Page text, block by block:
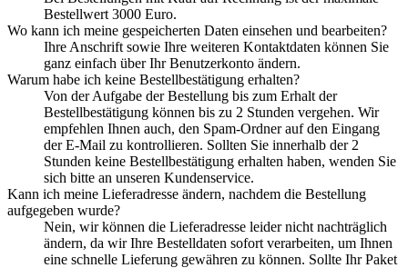
Bestellwert 3000 Euro.
Wo kann ich meine gespeicherten Daten einsehen und bearbeiten?
Ihre Anschrift sowie Ihre weiteren Kontaktdaten können Sie
ganz einfach über Ihr Benutzerkonto ändern.
Warum habe ich keine Bestellbestätigung erhalten?
Von der Aufgabe der Bestellung bis zum Erhalt der
Bestellbestätigung können bis zu 2 Stunden vergehen. Wir
empfehlen Ihnen auch, den Spam-Ordner auf den Eingang
der E-Mail zu kontrollieren. Sollten Sie innerhalb der 2
Stunden keine Bestellbestätigung erhalten haben, wenden Sie
sich bitte an unseren Kundenservice.
Kann ich meine Lieferadresse ändern, nachdem die Bestellung
aufgegeben wurde?
Nein, wir können die Lieferadresse leider nicht nachträglich
ändern, da wir Ihre Bestelldaten sofort verarbeiten, um Ihnen
eine schnelle Lieferung gewähren zu können. Sollte Ihr Paket